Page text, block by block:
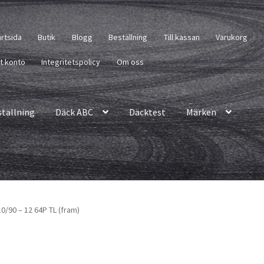
Butik Blogg Beställning Till kassan Varukorg
konto Integritetspolicy Om oss
Däck ABC Däcktest Märken
90 – 12 64P TL (fram)